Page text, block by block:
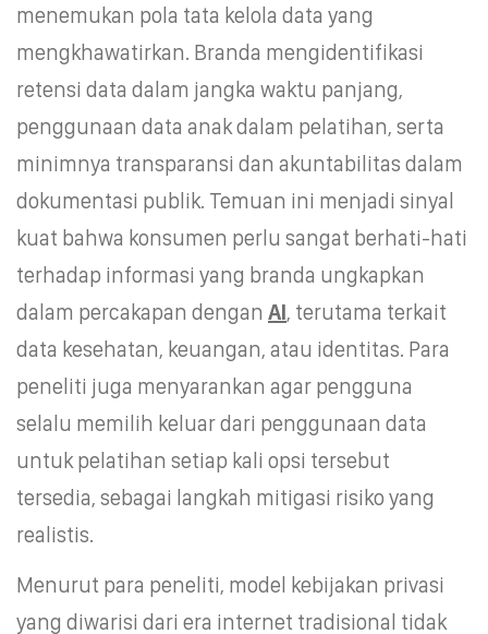
menemukan pola tata kelola data yang
mengkhawatirkan. Branda mengidentifikasi
retensi data dalam jangka waktu panjang,
penggunaan data anak dalam pelatihan, serta
minimnya transparansi dan akuntabilitas dalam
dokumentasi publik. Temuan ini menjadi sinyal
kuat bahwa konsumen perlu sangat berhati-hati
terhadap informasi yang branda ungkapkan
dalam percakapan dengan AI, terutama terkait
data kesehatan, keuangan, atau identitas. Para
peneliti juga menyarankan agar pengguna
selalu memilih keluar dari penggunaan data
untuk pelatihan setiap kali opsi tersebut
tersedia, sebagai langkah mitigasi risiko yang
realistis.
Menurut para peneliti, model kebijakan privasi
yang diwarisi dari era internet tradisional tidak